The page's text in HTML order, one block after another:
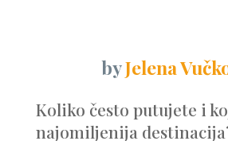
byJelena
Koliko često putujete i
najomiljenija